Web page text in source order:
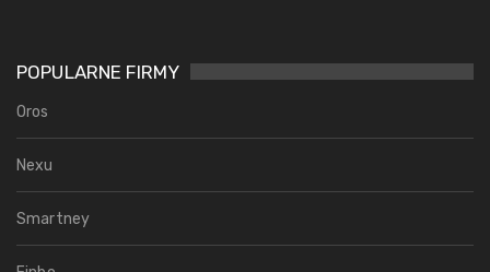
POPULARNE FIRMY
Oros
Nexu
Smartney